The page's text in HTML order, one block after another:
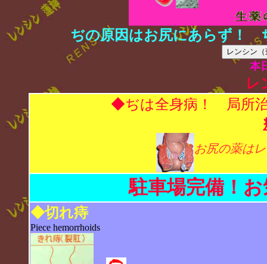
ぢの原因はお尻にあらず！
レンシン
本
レ
◆ぢは全身病！ 局所
お尻の薬は
駐車場完備！
◆切れ痔
Piece hemorrhoids